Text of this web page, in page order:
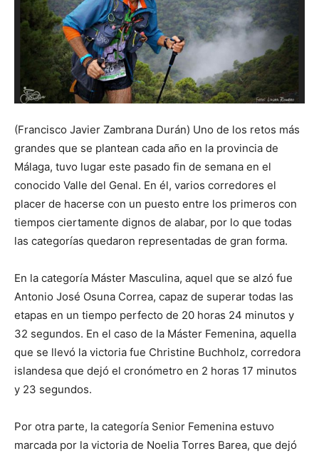
(Francisco Javier Zambrana Durán) Uno de los retos más
grandes que se plantean cada año en la provincia de
Málaga, tuvo lugar este pasado fin de semana en el
conocido Valle del Genal. En él, varios corredores el
placer de hacerse con un puesto entre los primeros con
tiempos ciertamente dignos de alabar, por lo que todas
las categorías quedaron representadas de gran forma.
En la categoría Máster Masculina, aquel que se alzó fue
Antonio José Osuna Correa, capaz de superar todas las
etapas en un tiempo perfecto de 20 horas 24 minutos y
32 segundos. En el caso de la Máster Femenina, aquella
que se llevó la victoria fue Christine Buchholz, corredora
islandesa que dejó el cronómetro en 2 horas 17 minutos
y 23 segundos.
Por otra parte, la categoría Senior Femenina estuvo
marcada por la victoria de Noelia Torres Barea, que dejó